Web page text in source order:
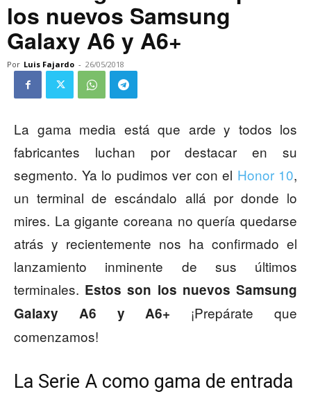
los nuevos Samsung
Galaxy A6 y A6+
Por Luis Fajardo - 26/05/2018
La gama media está que arde y todos los
fabricantes luchan por destacar en su
segmento. Ya lo pudimos ver con el Honor 10,
un terminal de escándalo allá por donde lo
mires. La gigante coreana no quería quedarse
atrás y recientemente nos ha confirmado el
lanzamiento inminente de sus últimos
terminales. Estos son los nuevos Samsung
Galaxy A6 y A6+ ¡Prepárate que
comenzamos!
La Serie A como gama de entrada